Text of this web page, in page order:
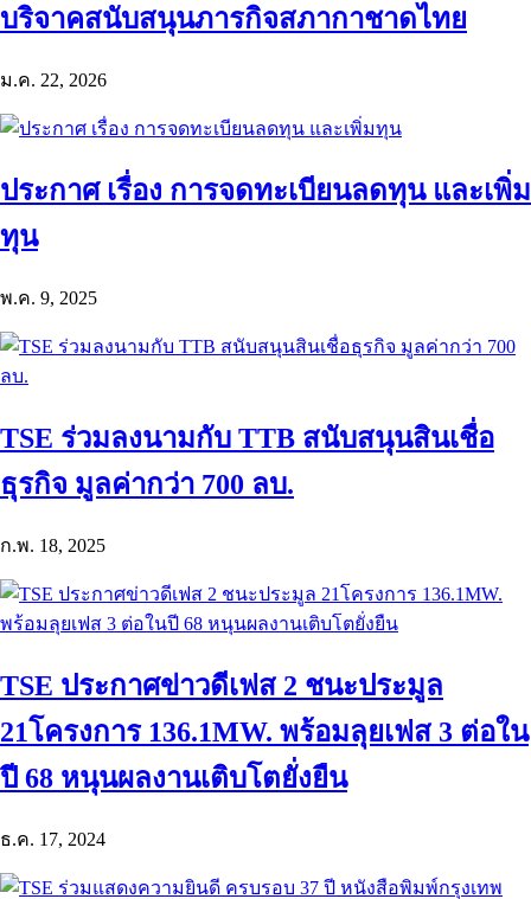
บริจาคสนับสนุนภารกิจสภากาชาดไทย
ม.ค. 22, 2026
ประกาศ เรื่อง การจดทะเบียนลดทุน และเพิ่ม
ทุน
พ.ค. 9, 2025
TSE ร่วมลงนามกับ TTB สนับสนุนสินเชื่อ
ธุรกิจ มูลค่ากว่า 700 ลบ.
ก.พ. 18, 2025
TSE ประกาศข่าวดีเฟส 2 ชนะประมูล
21โครงการ 136.1MW. พร้อมลุยเฟส 3 ต่อใน
ปี 68 หนุนผลงานเติบโตยั่งยืน
ธ.ค. 17, 2024